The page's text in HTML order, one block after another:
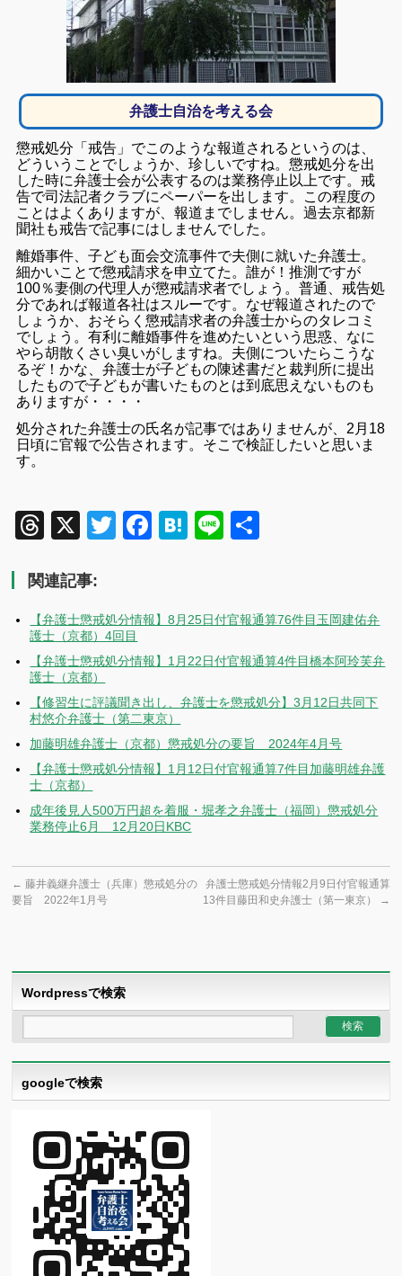
弁護士自治を考える会
懲戒処分「戒告」でこのような報道されるというのは、
どういうことでしょうか、珍しいですね。懲戒処分を出
した時に弁護士会が公表するのは業務停止以上です。戒
告で司法記者クラブにペーパーを出します。 この程度の
ことはよくありますが、報道までしません。過去京都新
聞社も戒告で記事にはしませんでした。
離婚事件、子ども面会交流事件で夫側に就いた弁護士。
細かいことで懲戒請求を申立てた。誰が！推測ですが
100％妻側の代理人が懲戒請求者でしょう。普通、戒告処
分であれば報道各社はスルーです。なぜ報道されたので
しょうか、おそらく懲戒請求者の弁護士からのタレコミ
でしょう。有利に離婚事件を進めたいという思惑、なに
やら胡散くさい臭いがしますね。夫側についたらこうな
るぞ！かな、弁護士が子どもの陳述書だと裁判所に提出
したもので子どもが書いたものとは到底思えないものも
ありますが・・・・
処分された弁護士の氏名が記事ではありませんが、2月18
日頃に官報で公告されます。そこで検証したいと思いま
す。
Threads
X TwitterFacebook
Hatena
Line
関連記事:
【弁護士懲戒処分情報】8月25日付官報通算76件目玉岡建佑弁
護士（京都）4回目
【弁護士懲戒処分情報】1月22日付官報通算4件目橋本阿玲芙弁
護士（京都）
【修習生に評議聞き出し、弁護士を懲戒処分】3月12日共同下
村悠介弁護士（第二東京）
加藤明雄弁護士（京都）懲戒処分の要旨 2024年4月号
【弁護士懲戒処分情報】1月12日付官報通算7件目加藤明雄弁護
士（京都）
成年後見人500万円超を着服・堀孝之弁護士（福岡）懲戒処分
業務停止6月 12月20日KBC
← 藤井義継弁護士（兵庫）懲戒処分の
要旨 2022年1月号
弁護士懲戒処分情報2月9日付官報通算
13件目藤田和史弁護士（第一東京）
→
Wordpressで検索
googleで検索